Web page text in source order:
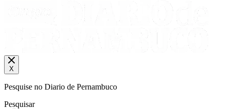
X
Pesquise no Diario de Pernambuco
Pesquisar